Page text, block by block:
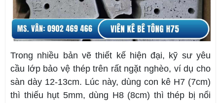
Trong nhiều bản vẽ thiết kế hiện đại, kỹ sư yêu
cầu lớp bảo vệ thép trên rất ngặt nghèo, ví dụ cho
sàn dày 12-13cm. Lúc này, dùng con kê H7 (7cm)
thì thiếu hụt 5mm, dùng H8 (8cm) thì thép bị nổi